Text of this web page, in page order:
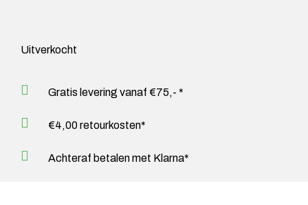
Uitverkocht
Gratis levering vanaf €75,- *
€4,00 retourkosten*
Achteraf betalen met Klarna*